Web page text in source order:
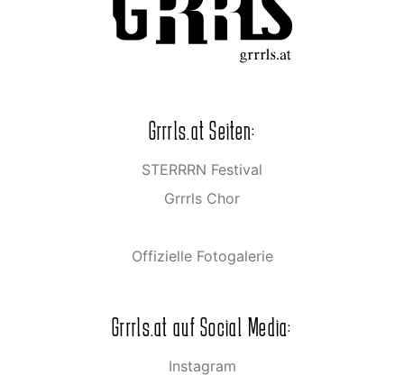
Grrrls.at Seiten:
STERRRN Festival
Grrrls Chor
Offizielle Fotogalerie
Grrrls.at auf Social Media:
Instagram